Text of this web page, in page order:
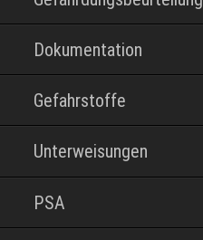
Dokumentation
Gefahrstoffe
Unterweisungen
PSA